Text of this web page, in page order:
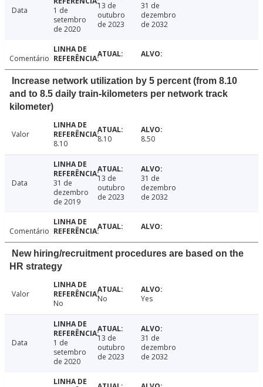
Data
1 de
setembro
de 2020
13 de
outubro
de 2023
31 de
dezembro
de 2032
Comentário
Increase network utilization by 5 percent (from 8.10
and to 8.5 daily train-kilometers per network track
kilometer)
Valor
8.10
8.10 8.50
Data
31 de
dezembro
de 2019
13 de
outubro
de 2023
31 de
dezembro
de 2032
Comentário
New hiring/recruitment procedures are based on the
HR strategy
Valor
No
No Yes
Data
1 de
setembro
de 2020
13 de
outubro
de 2023
31 de
dezembro
de 2032